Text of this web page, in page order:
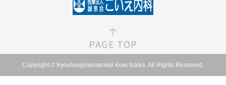
Copyright © Iryouhoujinseisenkai Koie Naika. All Rights Reserved.